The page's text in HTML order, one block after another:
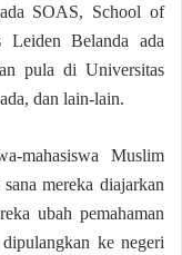
SOAS, School of
Belanda ada
pula di Universitas
dan lain-lain.
mahasiswa Muslim
mereka diajarkan
ubah pemahaman
ke negeri